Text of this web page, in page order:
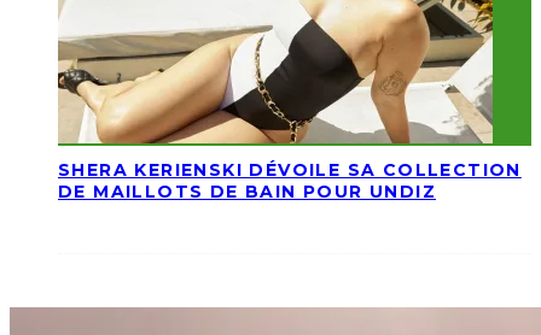
SHERA KERIENSKI DÉVOILE SA COLLECTION
DE MAILLOTS DE BAIN POUR UNDIZ